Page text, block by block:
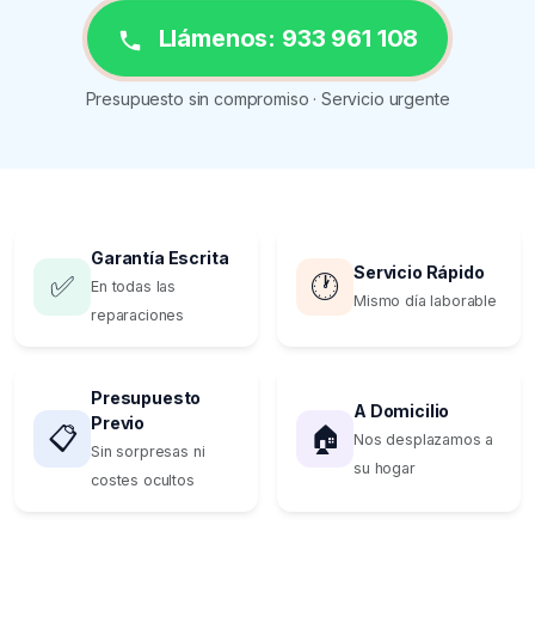
Llámenos: 933 961 108
Presupuesto sin compromiso · Servicio urgente
✅
Garantía Escrita
En todas las
reparaciones
🕐 Servicio Rápido
Mismo día laborable
📋
Presupuesto
Previo
Sin sorpresas ni
costes ocultos
🏠
A Domicilio
Nos desplazamos a
su hogar